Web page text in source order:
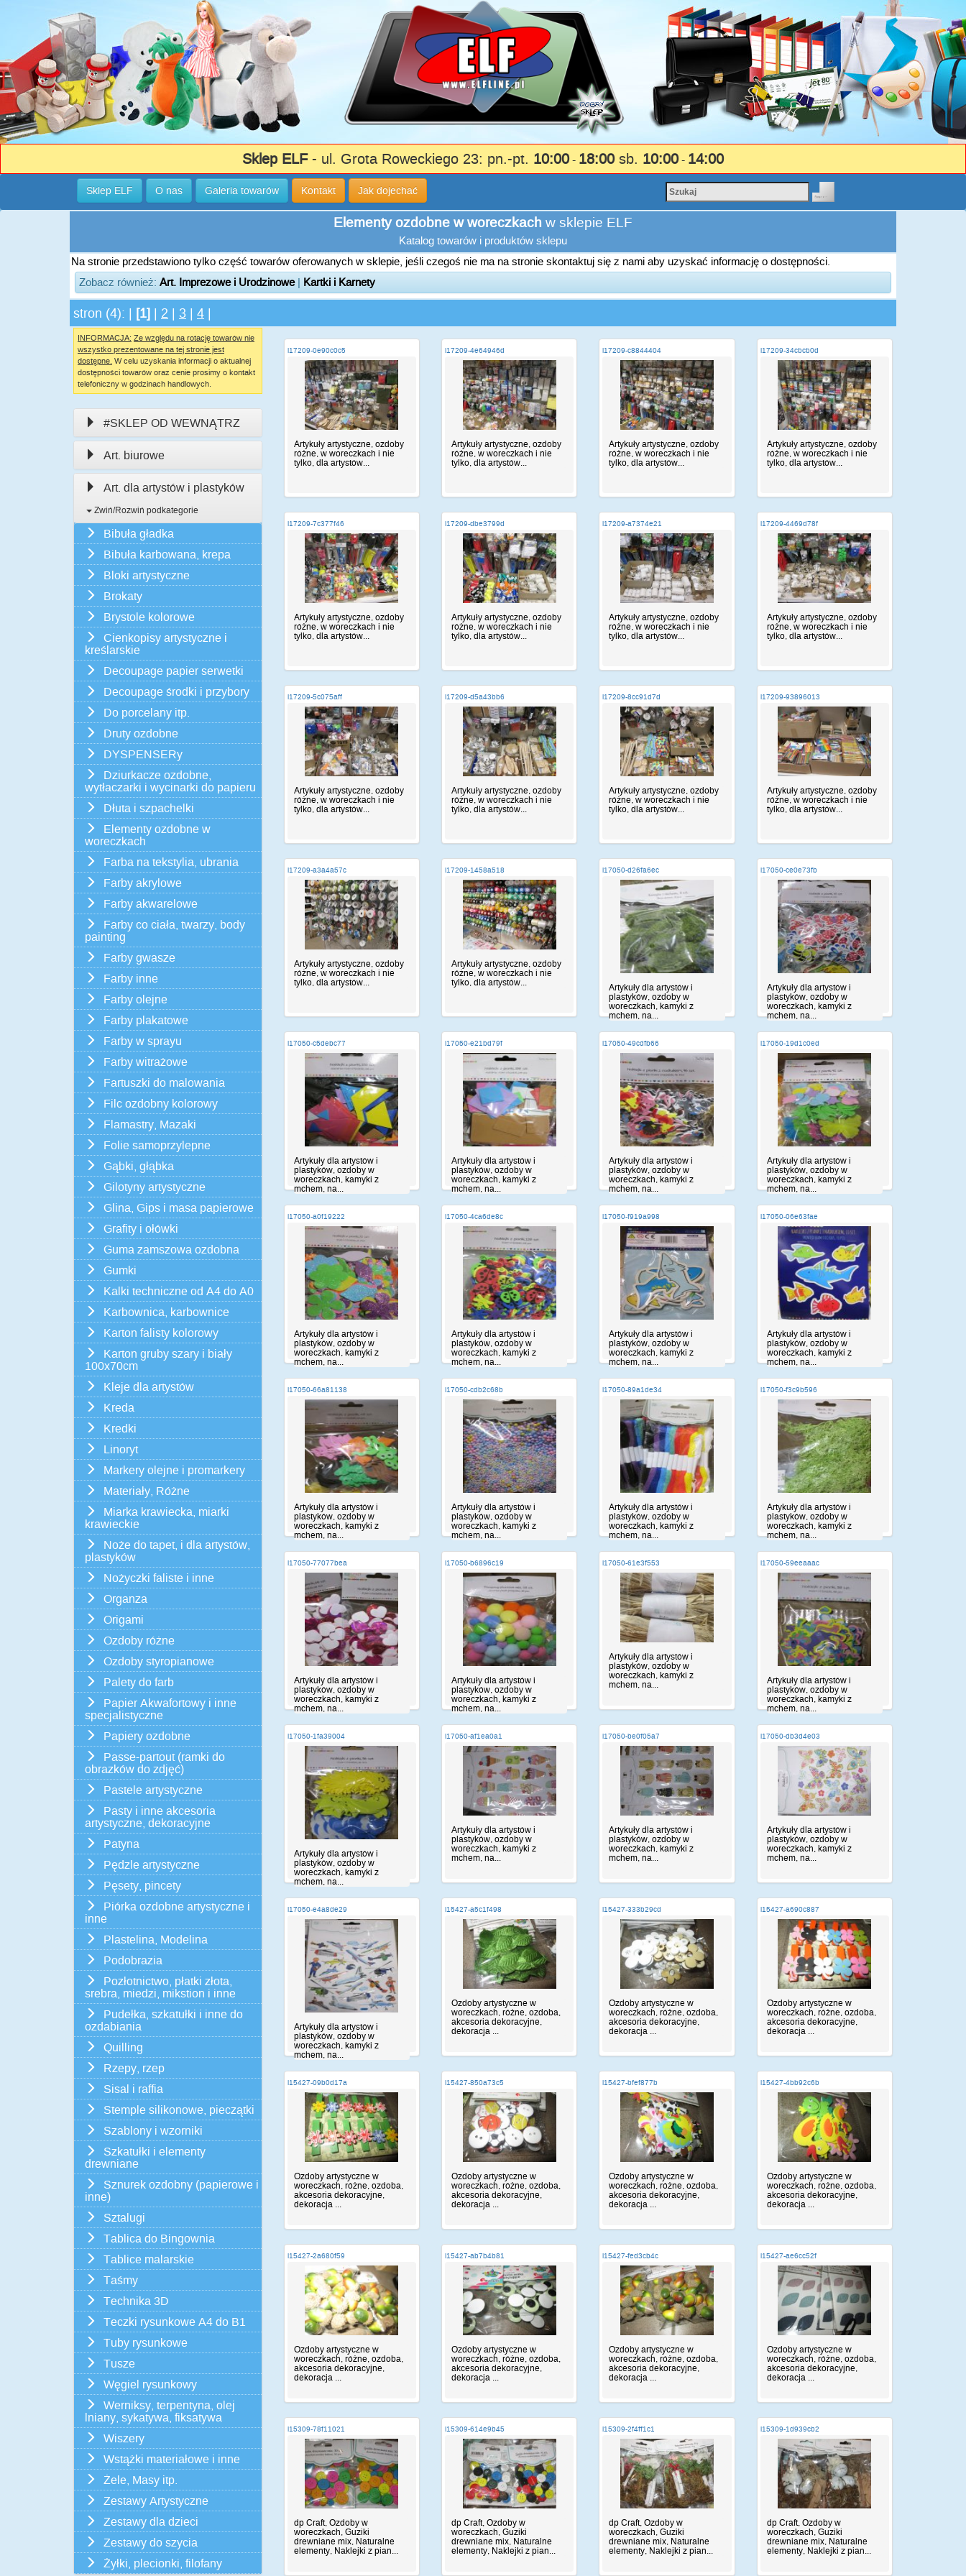
Sklep ELF- ul. Grota Roweckiego 23: pn.-pt. 10:00- 18:00sb. 10:00- 14:00
Sklep ELF O nas Galeria towarów Kontakt Jak dojechać
Elementy ozdobne w woreczkach w sklepie ELF
Katalog towarów i produktów sklepu
Na stronie przedstawiono tylko część towarów oferowanych w sklepie, jeśli czegoś nie ma na stronie skontaktuj się z nami aby uzyskać informację o dostępności.
Zobacz również: Art. Imprezowe i Urodzinowe| Kartki i Karnety
stron (4): | [1] 2 3 4
INFORMACJA: Ze względu na rotację towarów nie
wszystko prezentowane na tej stronie jest
dostępne. W celu uzyskania informacji o aktualnej
dostępności towarów oraz cenie prosimy o kontakt
telefoniczny w godzinach handlowych.
#SKLEP OD WEWNĄTRZ
Art. biurowe
Art. dla artystów i plastyków
Zwiń/Rozwiń podkategorie
Bibuła gładka
Bibuła karbowana, krepa
Bloki artystyczne
Brokaty
Brystole kolorowe
Cienkopisy artystyczne i
kreślarskie
Decoupage papier serwetki
Decoupage środki i przybory
Do porcelany itp.
Druty ozdobne
DYSPENSERy
Dziurkacze ozdobne,
wytłaczarki i wycinarki do papieru
Dłuta i szpachelki
Elementy ozdobne w
woreczkach
Farba na tekstylia, ubrania
Farby akrylowe
Farby akwarelowe
Farby co ciała, twarzy, body
painting
Farby gwasze
Farby inne
Farby olejne
Farby plakatowe
Farby w sprayu
Farby witrażowe
Fartuszki do malowania
Filc ozdobny kolorowy
Flamastry, Mazaki
Folie samoprzylepne
Gąbki, głąbka
Gilotyny artystyczne
Glina, Gips i masa papierowe
Grafity i ołówki
Guma zamszowa ozdobna
Gumki
Kalki techniczne od A4 do A0
Karbownica, karbownice
Karton falisty kolorowy
Karton gruby szary i biały
100x70cm
Kleje dla artystów
Kreda
Kredki
Linoryt
Markery olejne i promarkery
Materiały, Różne
Miarka krawiecka, miarki
krawieckie
Noże do tapet, i dla artystów,
plastyków
Nożyczki faliste i inne
Organza
Origami
Ozdoby różne
Ozdoby styropianowe
Palety do farb
Papier Akwafortowy i inne
specjalistyczne
Papiery ozdobne
Passe-partout (ramki do
obrazków do zdjęć)
Pastele artystyczne
Pasty i inne akcesoria
artystyczne, dekoracyjne
Patyna
Pędzle artystyczne
Pęsety, pincety
Piórka ozdobne artystyczne i
inne
Plastelina, Modelina
Podobrazia
Pozłotnictwo, płatki złota,
srebra, miedzi, mikstion i inne
Pudełka, szkatułki i inne do
ozdabiania
Quilling
Rzepy, rzep
Sisal i raffia
Stemple silikonowe, pieczątki
Szablony i wzorniki
Szkatułki i elementy
drewniane
Sznurek ozdobny (papierowe i
inne)
Sztalugi
Tablica do Bingownia
Tablice malarskie
Taśmy
Technika 3D
Teczki rysunkowe A4 do B1
Tuby rysunkowe
Tusze
Węgiel rysunkowy
Werniksy, terpentyna, olej
lniany, sykatywa, fiksatywa
Wiszery
Wstążki materiałowe i inne
Żele, Masy itp.
Zestawy Artystyczne
Zestawy dla dzieci
Zestawy do szycia
Żyłki, plecionki, filofany
i17209-0e90c0c5
Artykuły artystyczne, ozdoby
różne, w woreczkach i nie
tylko, dla artystów...
i17209-4e64946d
Artykuły artystyczne, ozdoby
różne, w woreczkach i nie
tylko, dla artystów...
i17209-c8844404
Artykuły artystyczne, ozdoby
różne, w woreczkach i nie
tylko, dla artystów...
i17209-34cbcb0d
Artykuły artystyczne, ozdoby
różne, w woreczkach i nie
tylko, dla artystów...
i17209-7c377f46
Artykuły artystyczne, ozdoby
różne, w woreczkach i nie
tylko, dla artystów...
i17209-dbe3799d
Artykuły artystyczne, ozdoby
różne, w woreczkach i nie
tylko, dla artystów...
i17209-a7374e21
Artykuły artystyczne, ozdoby
różne, w woreczkach i nie
tylko, dla artystów...
i17209-4469d78f
Artykuły artystyczne, ozdoby
różne, w woreczkach i nie
tylko, dla artystów...
i17209-5c075aff
Artykuły artystyczne, ozdoby
różne, w woreczkach i nie
tylko, dla artystów...
i17209-d5a43bb6
Artykuły artystyczne, ozdoby
różne, w woreczkach i nie
tylko, dla artystów...
i17209-8cc91d7d
Artykuły artystyczne, ozdoby
różne, w woreczkach i nie
tylko, dla artystów...
i17209-93896013
Artykuły artystyczne, ozdoby
różne, w woreczkach i nie
tylko, dla artystów...
i17209-a3a4a57c
Artykuły artystyczne, ozdoby
różne, w woreczkach i nie
tylko, dla artystów...
i17209-1458a518
Artykuły artystyczne, ozdoby
różne, w woreczkach i nie
tylko, dla artystów...
i17050-d26fa6ec
Artykuły dla artystów i
plastyków, ozdoby w
woreczkach, kamyki z
mchem, na...
i17050-ce0e73fb
Artykuły dla artystów i
plastyków, ozdoby w
woreczkach, kamyki z
mchem, na...
i17050-c5debc77
Artykuły dla artystów i
plastyków, ozdoby w
woreczkach, kamyki z
mchem, na...
i17050-e21bd79f
Artykuły dla artystów i
plastyków, ozdoby w
woreczkach, kamyki z
mchem, na...
i17050-49cdfb66
Artykuły dla artystów i
plastyków, ozdoby w
woreczkach, kamyki z
mchem, na...
i17050-19d1c0ed
Artykuły dla artystów i
plastyków, ozdoby w
woreczkach, kamyki z
mchem, na...
i17050-a0f19222
Artykuły dla artystów i
plastyków, ozdoby w
woreczkach, kamyki z
mchem, na...
i17050-4ca6de8c
Artykuły dla artystów i
plastyków, ozdoby w
woreczkach, kamyki z
mchem, na...
i17050-f919a998
Artykuły dla artystów i
plastyków, ozdoby w
woreczkach, kamyki z
mchem, na...
i17050-06e63fae
Artykuły dla artystów i
plastyków, ozdoby w
woreczkach, kamyki z
mchem, na...
i17050-66a81138
Artykuły dla artystów i
plastyków, ozdoby w
woreczkach, kamyki z
mchem, na...
i17050-cdb2c68b
Artykuły dla artystów i
plastyków, ozdoby w
woreczkach, kamyki z
mchem, na...
i17050-89a1de34
Artykuły dla artystów i
plastyków, ozdoby w
woreczkach, kamyki z
mchem, na...
i17050-f3c9b596
Artykuły dla artystów i
plastyków, ozdoby w
woreczkach, kamyki z
mchem, na...
i17050-77077bea
Artykuły dla artystów i
plastyków, ozdoby w
woreczkach, kamyki z
mchem, na...
i17050-b6896c19
Artykuły dla artystów i
plastyków, ozdoby w
woreczkach, kamyki z
mchem, na...
i17050-61e3f553
Artykuły dla artystów i
plastyków, ozdoby w
woreczkach, kamyki z
mchem, na...
i17050-59eeaaac
Artykuły dla artystów i
plastyków, ozdoby w
woreczkach, kamyki z
mchem, na...
i17050-1fa39004
Artykuły dla artystów i
plastyków, ozdoby w
woreczkach, kamyki z
mchem, na...
i17050-af1ea0a1
Artykuły dla artystów i
plastyków, ozdoby w
woreczkach, kamyki z
mchem, na...
i17050-be0f05a7
Artykuły dla artystów i
plastyków, ozdoby w
woreczkach, kamyki z
mchem, na...
i17050-db3d4e03
Artykuły dla artystów i
plastyków, ozdoby w
woreczkach, kamyki z
mchem, na...
i17050-e4a8de29
Artykuły dla artystów i
plastyków, ozdoby w
woreczkach, kamyki z
mchem, na...
i15427-a5c1f498
Ozdoby artystyczne w
woreczkach, różne, ozdoba,
akcesoria dekoracyjne,
dekoracja ...
i15427-333b29cd
Ozdoby artystyczne w
woreczkach, różne, ozdoba,
akcesoria dekoracyjne,
dekoracja ...
i15427-a690c887
Ozdoby artystyczne w
woreczkach, różne, ozdoba,
akcesoria dekoracyjne,
dekoracja ...
i15427-09b0d17a
Ozdoby artystyczne w
woreczkach, różne, ozdoba,
akcesoria dekoracyjne,
dekoracja ...
i15427-850a73c5
Ozdoby artystyczne w
woreczkach, różne, ozdoba,
akcesoria dekoracyjne,
dekoracja ...
i15427-bfef877b
Ozdoby artystyczne w
woreczkach, różne, ozdoba,
akcesoria dekoracyjne,
dekoracja ...
i15427-4bb92c6b
Ozdoby artystyczne w
woreczkach, różne, ozdoba,
akcesoria dekoracyjne,
dekoracja ...
i15427-2a680f59
Ozdoby artystyczne w
woreczkach, różne, ozdoba,
akcesoria dekoracyjne,
dekoracja ...
i15427-ab7b4b81
Ozdoby artystyczne w
woreczkach, różne, ozdoba,
akcesoria dekoracyjne,
dekoracja ...
i15427-fed3cb4c
Ozdoby artystyczne w
woreczkach, różne, ozdoba,
akcesoria dekoracyjne,
dekoracja ...
i15427-ae6cc52f
Ozdoby artystyczne w
woreczkach, różne, ozdoba,
akcesoria dekoracyjne,
dekoracja ...
i15309-78f11021
dp Craft, Ozdoby w
woreczkach, Guziki
drewniane mix, Naturalne
elementy, Naklejki z pian...
i15309-614e9b45
dp Craft, Ozdoby w
woreczkach, Guziki
drewniane mix, Naturalne
elementy, Naklejki z pian...
i15309-2f4ff1c1
dp Craft, Ozdoby w
woreczkach, Guziki
drewniane mix, Naturalne
elementy, Naklejki z pian...
i15309-1d939cb2
dp Craft, Ozdoby w
woreczkach, Guziki
drewniane mix, Naturalne
elementy, Naklejki z pian...